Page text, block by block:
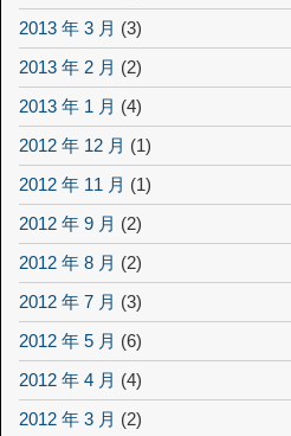
2013 年 3 月 (3)
2013 年 2 月 (2)
2013 年 1 月 (4)
2012 年 12 月 (1)
2012 年 11 月 (1)
2012 年 9 月 (2)
2012 年 8 月 (2)
2012 年 7 月 (3)
2012 年 5 月 (6)
2012 年 4 月 (4)
2012 年 3 月 (2)